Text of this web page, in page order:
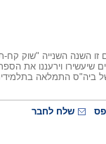
השנה השנייה "שוק
וירעננו את
התמלאה
שלח לחבר